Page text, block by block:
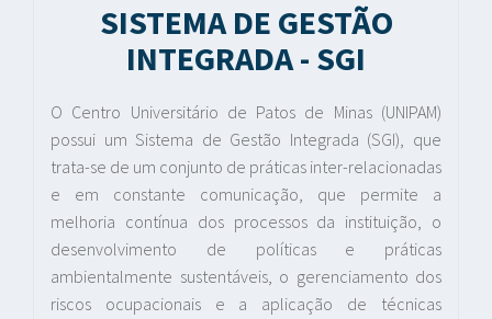
SISTEMA DE GESTÃO
INTEGRADA - SGI
O Centro Universitário de Patos de Minas (UNIPAM)
possui um Sistema de Gestão Integrada (SGI), que
trata-se de um conjunto de práticas inter-relacionadas
e em constante comunicação, que permite a
melhoria contínua dos processos da instituição, o
desenvolvimento de políticas e práticas
ambientalmente sustentáveis, o gerenciamento dos
riscos ocupacionais e a aplicação de técnicas